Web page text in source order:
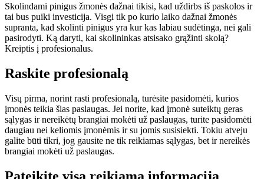
Skolindami pinigus žmonės dažnai tikisi, kad uždirbs iš paskolos ir
tai bus puiki investicija. Visgi tik po kurio laiko dažnai žmonės
supranta, kad skolinti pinigus yra kur kas labiau sudėtinga, nei gali
pasirodyti. Ką daryti, kai skolininkas atsisako grąžinti skolą?
Kreiptis į profesionalus.
Raskite profesionalą
Visų pirma, norint rasti profesionalą, turėsite pasidomėti, kurios
įmonės teikia šias paslaugas. Jei norite, kad įmonė suteiktų geras
sąlygas ir nereikėtų brangiai mokėti už paslaugas, turite pasidomėti
daugiau nei keliomis įmonėmis ir su jomis susisiekti. Tokiu atveju
galite būti tikri, jog gausite ne tik reikiamas sąlygas, bet ir nereikės
brangiai mokėti už paslaugas.
Pateikite visą reikiamą informaciją